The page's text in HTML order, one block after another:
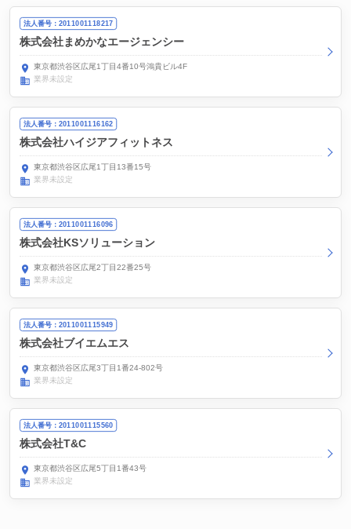
法人番号：2011001118217
株式会社まめかなエージェンシー
東京都渋谷区広尾1丁目4番10号鴻貴ビル4F
業界未設定
法人番号：2011001116162
株式会社ハイジアフィットネス
東京都渋谷区広尾1丁目13番15号
業界未設定
法人番号：2011001116096
株式会社KSソリューション
東京都渋谷区広尾2丁目22番25号
業界未設定
法人番号：2011001115949
株式会社ブイエムエス
東京都渋谷区広尾3丁目1番24-802号
業界未設定
法人番号：2011001115560
株式会社T&C
東京都渋谷区広尾5丁目1番43号
業界未設定